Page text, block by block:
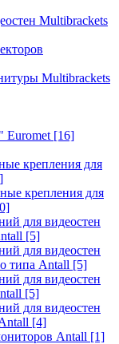
Multibrackets
Multibrackets
Euromet [16]
крепления для
крепления для
для видеостен
[5]
для видеостен
типа Antall [5]
для видеостен
[5]
для видеостен
[4]
Antall [1]